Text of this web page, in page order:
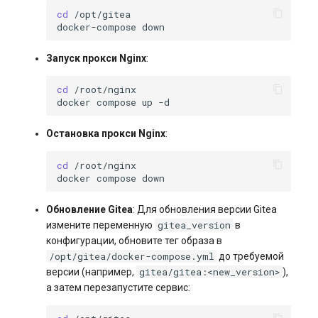
cd
docker-compose
Запуск прокси Nginx:
cd
docker compose up
Остановка прокси Nginx:
cd
docker compose
Обновление Gitea: Для обновления версии Gitea
измените переменную gitea_version в
конфигурации, обновите тег образа в
/opt/gitea/docker-compose.yml до требуемой
версии (например, gitea/gitea:<new_version> ),
а затем перезапустите сервис: